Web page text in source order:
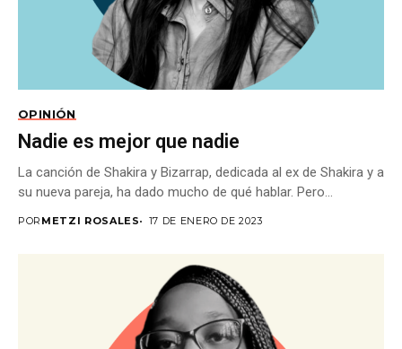
OPINIÓN
Nadie es mejor que nadie
La canción de Shakira y Bizarrap, dedicada al ex de Shakira y a
su nueva pareja, ha dado mucho de qué hablar. Pero...
POR METZI ROSALES 17 DE ENERO DE 2023